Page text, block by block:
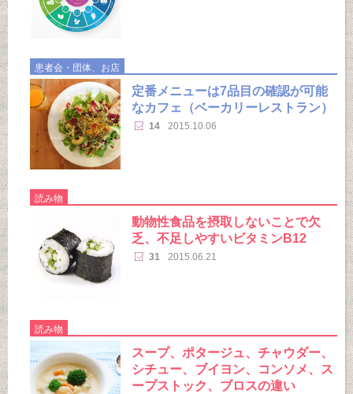
患者会・団体、お店
定番メニューは7品目の確認が可能
なカフェ（ベーカリーレストラン）
14 2015.10.06
読み物
動物性食品を摂取しないことで欠
乏、不足しやすいビタミンB12
31 2015.06.21
読み物
スープ、ポタージュ、チャウダー、
シチュー、ブイヨン、コンソメ、ス
ープストック、ブロスの違い